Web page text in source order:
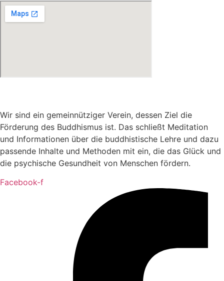
Wir sind ein gemeinnütziger Verein, dessen Ziel die
Förderung des Buddhismus ist. Das schließt Meditation
und Informationen über die buddhistische Lehre und dazu
passende Inhalte und Methoden mit ein, die das Glück und
die psychische Gesundheit von Menschen fördern.
Facebook-f